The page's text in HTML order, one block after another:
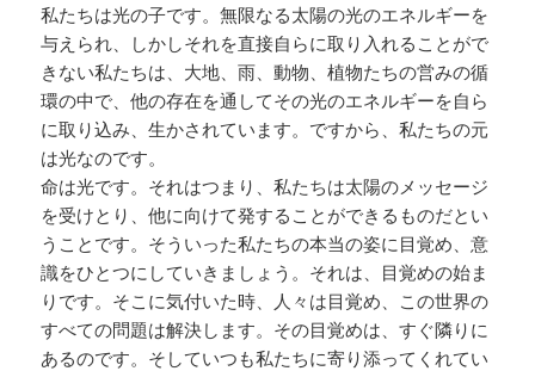
私たちは光の子です。無限なる太陽の光のエネルギーを
与えられ、しかしそれを直接自らに取り入れることがで
きない私たちは、大地、雨、動物、植物たちの営みの循
環の中で、他の存在を通してその光のエネルギーを自ら
に取り込み、生かされています。ですから、私たちの元
は光なのです。
命は光です。それはつまり、私たちは太陽のメッセージ
を受けとり、他に向けて発することができるものだとい
うことです。そういった私たちの本当の姿に目覚め、意
識をひとつにしていきましょう。それは、目覚めの始ま
りです。そこに気付いた時、人々は目覚め、この世界の
すべての問題は解決します。その目覚めは、すぐ隣りに
あるのです。そしていつも私たちに寄り添ってくれてい